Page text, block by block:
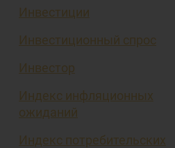
Инвестиции
Инвестиционный спрос
Инвестор
Индекс инфляционных
ожиданий
Индекс потребительских